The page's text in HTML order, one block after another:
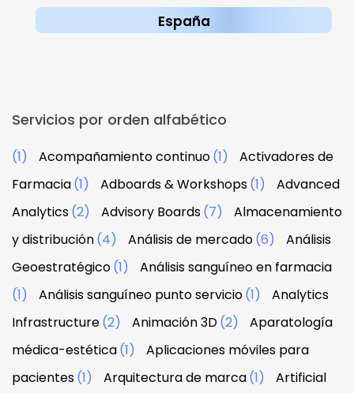
España
Servicios por orden alfabético
(1) Acompañamiento continuo(1)
Activadores de
Farmacia(1) Adboards & Workshops(1)
Advanced
Analytics(2) Advisory Boards(7)
Almacenamiento
y distribución(4) Análisis de mercado(6)
Análisis
Geoestratégico(1)
Análisis sanguíneo en farmacia
(1)
Análisis sanguíneo punto servicio(1)
Analytics
Infrastructure(2) Animación 3D(2)
Aparatología
médica-estética(1)
Aplicaciones móviles para
pacientes(1) Arquitectura de marca(1)
Artificial